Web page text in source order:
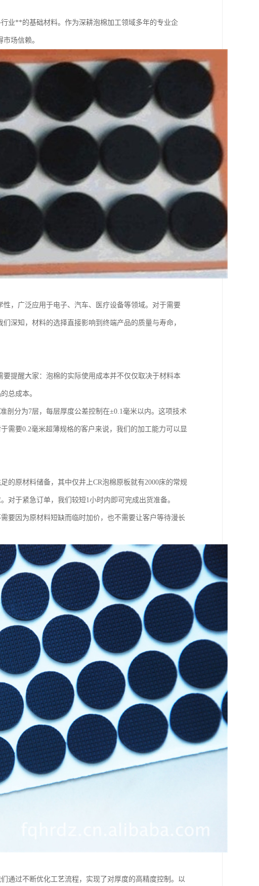
业**的基础材料。作为深耕泡棉加工领域多年的专业企
场信赖。
，广泛应用于电子、汽车、医疗设备等领域。对于需要
深知，材料的选择直接影响到终端产品的质量与寿命，
提醒大家：泡棉的实际使用成本并不仅仅取决于材料本
总成本。
剖分为7层，每层厚度公差控制在±0.1毫米以内。这项技术
需要0.2毫米超薄规格的客户来说，我们的加工能力可以显
的原材料储备，其中仅井上CR泡棉原板就有2000床的常规
对于紧急订单，我们较短1小时内即可完成出货准备。
要因为原材料短缺而临时加价，也不需要让客户等待漫长
通过不断优化工艺流程，实现了对厚度的高精度控制。以